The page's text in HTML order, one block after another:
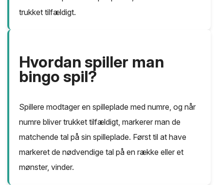
trukket tilfældigt.
Hvordan spiller man
bingo spil?
Spillere modtager en spilleplade med numre, og når
numre bliver trukket tilfældigt, markerer man de
matchende tal på sin spilleplade. Først til at have
markeret de nødvendige tal på en række eller et
mønster, vinder.